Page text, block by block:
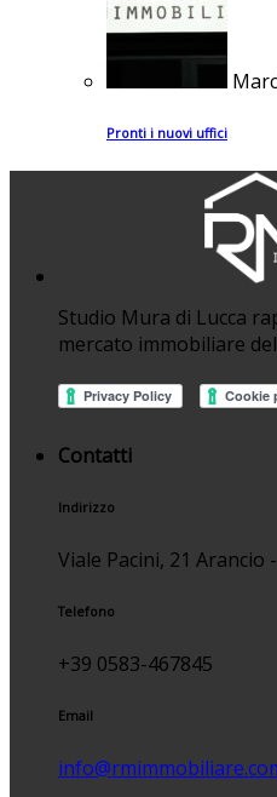
Pronti i nuovi uffici
Studio Mura di Lucca
mercato immobiliare
Contatti
Indirizzo
Viale Pacini, 21 Arancio
Telefono
+39 0583-467845
Email